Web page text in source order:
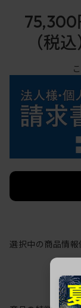
75,300
（税
選択中の商品情報